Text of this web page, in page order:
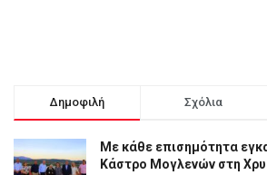
Δημοφιλή Σχόλια
Με κάθε επισημότητα
Κάστρο Μογλενών στη